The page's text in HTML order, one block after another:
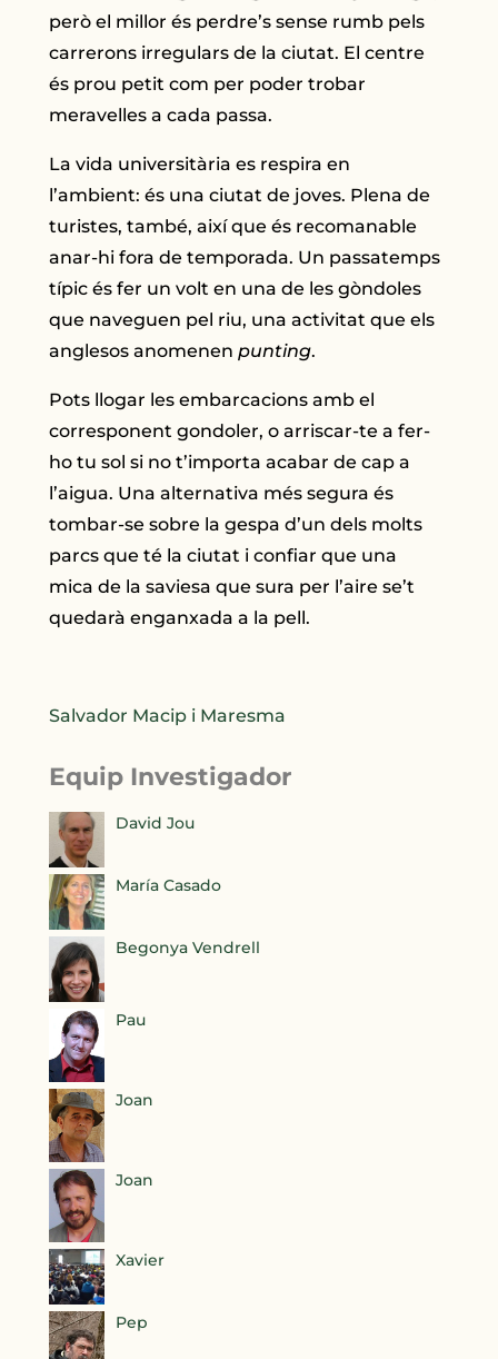
però el millor és perdre’s sense rumb pels
carrerons irregulars de la ciutat. El centre
és prou petit com per poder trobar
meravelles a cada passa.
La vida universitària es respira en
l’ambient: és una ciutat de joves. Plena de
turistes, també, així que és recomanable
anar-hi fora de temporada. Un passatemps
típic és fer un volt en una de les gòndoles
que naveguen pel riu, una activitat que els
anglesos anomenenpunting.
Pots llogar les embarcacions amb el
corresponent gondoler, o arriscar-te a fer-
ho tu sol si no t’importa acabar de cap a
l’aigua. Una alternativa més segura és
tombar-se sobre la gespa d’un dels molts
parcs que té la ciutat i confiar que una
mica de la saviesa que sura per l’aire se’t
quedarà enganxada a la pell.
Salvador Macip i Maresma
Equip Investigador
David Jou
María Casado
Begonya Vendrell
Pau
Joan
Joan
Xavier
Pep